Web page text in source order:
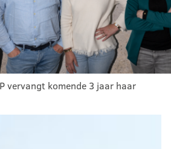
vervangt komende 3 jaar haar